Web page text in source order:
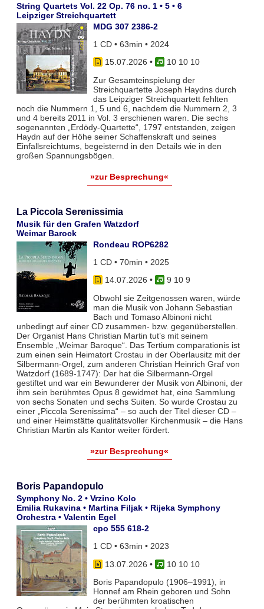
String Quartets Vol. 22 Op. 76 no. 1 • 5 • 6
Leipziger Streichquartett
MDG 307 2386-2
1 CD • 63min • 2024
15.07.2026 •
10 10 10
Zur Gesamteinspielung der
Streichquartette Joseph Haydns durch
das Leipziger Streichquartett fehlten
noch die Nummern 1, 5 und 6, nachdem die Nummern 2, 3
und 4 bereits 2011 in Vol. 3 erschienen waren. Die sechs
sogenannten „Erdödy-Quartette“, 1797 entstanden, zeigen
Haydn auf der Höhe seiner Schaffenskraft und seines
Einfallsreichtums, begeisternd in den Details wie in den
großen Spannungsbögen.
»zur Besprechung«
La Piccola Serenissimia
Musik für den Grafen Watzdorf
Weimar Barock
Rondeau ROP6282
1 CD • 70min • 2025
14.07.2026 •
9 10 9
Obwohl sie Zeitgenossen waren, würde
man die Musik von Johann Sebastian
Bach und Tomaso Albinoni nicht
unbedingt auf einer CD zusammen- bzw. gegenüberstellen.
Der Organist Hans Christian Martin tut’s mit seinem
Ensemble „Weimar Baroque“. Das Tertium comparationis ist
zum einen sein Heimatort Crostau in der Oberlausitz mit der
Silbermann-Orgel, zum anderen Christian Heinrich Graf von
Watzdorf (1689-1747): Der hat die Silbermann-Orgel
gestiftet und war ein Bewunderer der Musik von Albinoni, der
ihm sein berühmtes Opus 8 gewidmet hat, eine Sammlung
von sechs Sonaten und sechs Suiten. So wurde Crostau zu
einer „Piccola Serenissima“ – so auch der Titel dieser CD –
und einer Heimstätte qualitätsvoller Kirchenmusik – die Hans
Christian Martin als Kantor weiter fördert.
»zur Besprechung«
Boris Papandopulo
Symphony No. 2 • Vrzino Kolo
Emilia Rukavina • Martina Filjak • Rijeka Symphony
Orchestra • Valentin Egel
cpo 555 618-2
1 CD • 63min • 2023
13.07.2026 •
10 10 10
Boris Papandopulo (1906–1991), in
Honnef am Rhein geboren und Sohn
der berühmten kroatischen